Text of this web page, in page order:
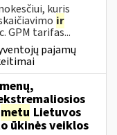
kuris
ir
GPM tarifas...
pajamų
metu Lietuvos
ūkinės veiklos